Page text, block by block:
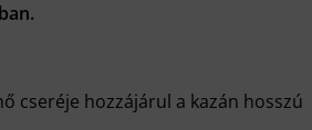
cseréje hozzájárul a kazán hosszú